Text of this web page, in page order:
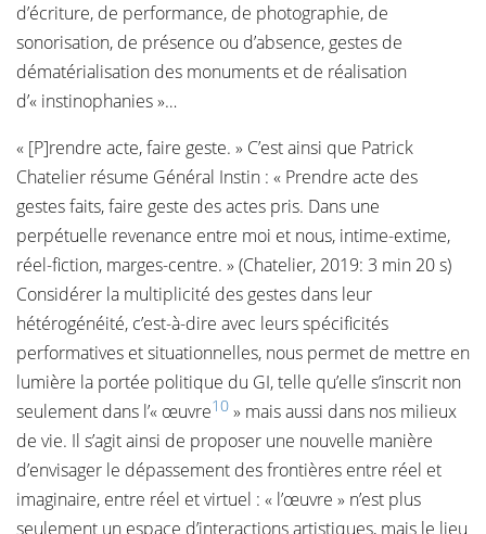
d’écriture, de performance, de photographie, de
sonorisation, de présence ou d’absence, gestes de
dématérialisation des monuments et de réalisation
d’« instinophanies »…
« [P]rendre acte, faire geste. » C’est ainsi que Patrick
Chatelier résume Général Instin : « Prendre acte des
gestes faits, faire geste des actes pris. Dans une
perpétuelle revenance entre moi et nous, intime-extime,
réel-fiction, marges-centre. » (Chatelier, 2019: 3 min 20 s)
Considérer la multiplicité des gestes dans leur
hétérogénéité, c’est-à-dire avec leurs spécificités
performatives et situationnelles, nous permet de mettre en
lumière la portée politique du GI, telle qu’elle s’inscrit non
seulement dans l’« œuvre10 » mais aussi dans nos milieux
de vie. Il s’agit ainsi de proposer une nouvelle manière
d’envisager le dépassement des frontières entre réel et
imaginaire, entre réel et virtuel : « l’œuvre » n’est plus
seulement un espace d’interactions artistiques, mais le lieu